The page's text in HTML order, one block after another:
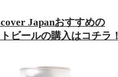
Japanおすすめの
ビールの購入はコチラ！